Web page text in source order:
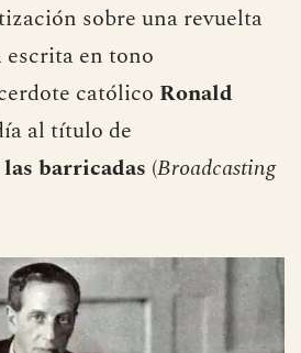
sobre una revuelta
en tono
católico Ronald
al título de
barricadas (Broadcasting